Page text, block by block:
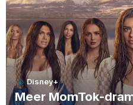
Disney+
Meer MomTok-